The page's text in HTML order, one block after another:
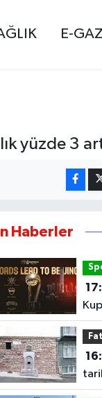
E-
yüzde 3
Haberler